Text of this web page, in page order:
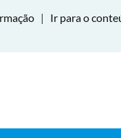
| Ir para o